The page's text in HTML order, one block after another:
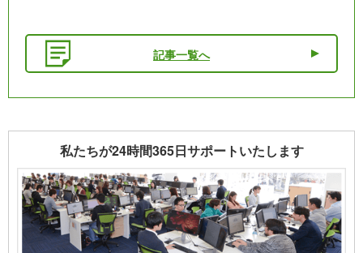
記事一覧へ
私たちが24時間365日サポートいたします